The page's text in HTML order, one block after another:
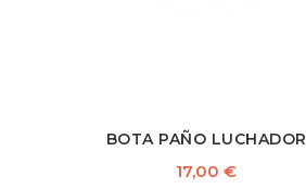
BOTA PAÑO LUCHADOR
Precio
17,00 €